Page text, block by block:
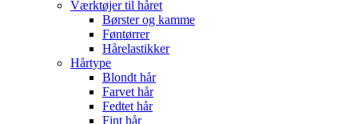
Værktøjer til håret
Børster og kamme
Føntørrer
Hårelastikker
Hårtype
Blondt hår
Farvet hår
Fedtet hår
Fint hår